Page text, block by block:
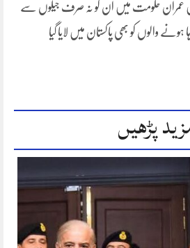
عمران حکومت میں ان کو نہ صرف جیلوں سے
ہونے والوں کو بھی پاکستان میں لایا گیا
پڑھیں